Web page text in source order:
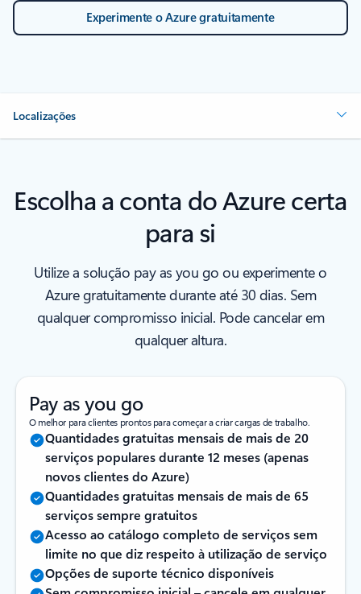
Experimente o Azure gratuitamente
Localizações
Escolha a conta do Azure certa
para si
Utilize a solução pay as you go ou experimente o
Azure gratuitamente durante até 30 dias. Sem
qualquer compromisso inicial. Pode cancelar em
qualquer altura.
Pay as you go
O melhor para clientes prontos para começar a criar cargas de trabalho.
Quantidades gratuitas mensais de mais de 20
serviços populares durante 12 meses (apenas
novos clientes do Azure)
Quantidades gratuitas mensais de mais de 65
serviços sempre gratuitos
Acesso ao catálogo completo de serviços sem
limite no que diz respeito à utilização de serviço
Opções de suporte técnico disponíveis